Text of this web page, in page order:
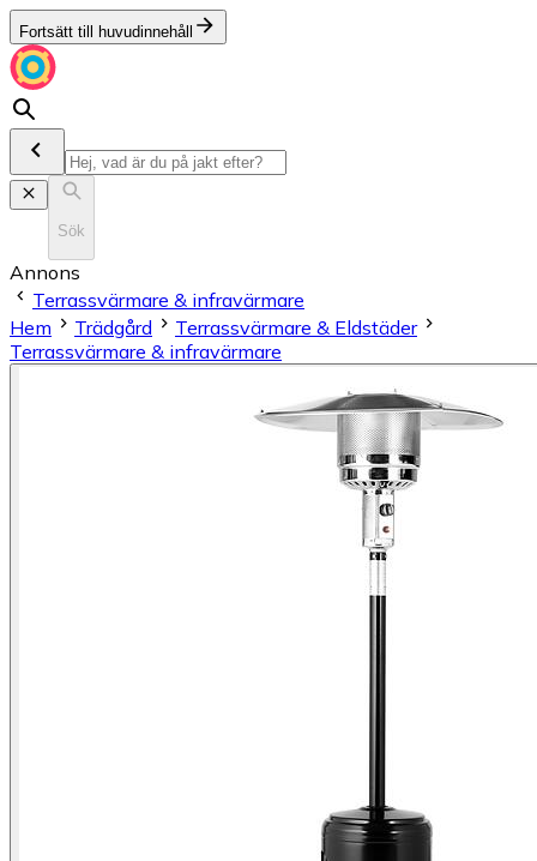
Fortsätt till huvudinnehåll
Sök
Annons
Terrassvärmare & infravärmare
Hem
Trädgård
Terrassvärmare & Eldstäder
Terrassvärmare & infravärmare